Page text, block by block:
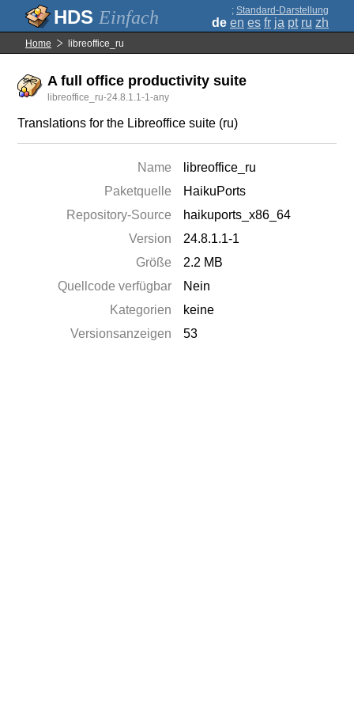
Einfach ; Standard-Darstellung
de en es fr ja pt ru zh
Home libreoffice_ru
A full office productivity suite
libreoffice_ru-24.8.1.1-1-any
Translations for the Libreoffice suite (ru)
Name
libreoffice_ru
Paketquelle
HaikuPorts
Repository-Source
haikuports_x86_64
Version
24.8.1.1-1
Größe
2.2 MB
Quellcode verfügbar
Nein
Kategorien
keine
Versionsanzeigen
53